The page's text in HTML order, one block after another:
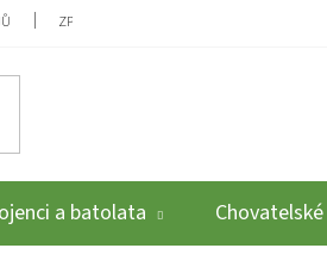
ZPĚTNÝ ODBĚR VYSLOUŽILÝCH
a batolata